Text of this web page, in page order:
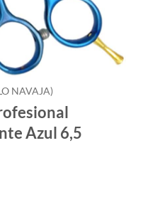
NAVAJA)
Azul 6,5